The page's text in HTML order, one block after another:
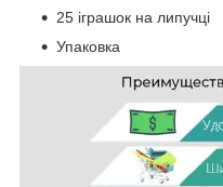
25 іграшок на липучці
Упаковка